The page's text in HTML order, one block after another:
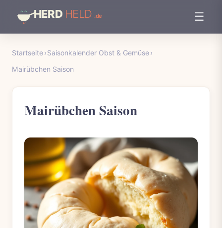
☰
Startseite›Saisonkalender Obst & Gemüse›
Mairübchen Saison
Mairübchen Saison